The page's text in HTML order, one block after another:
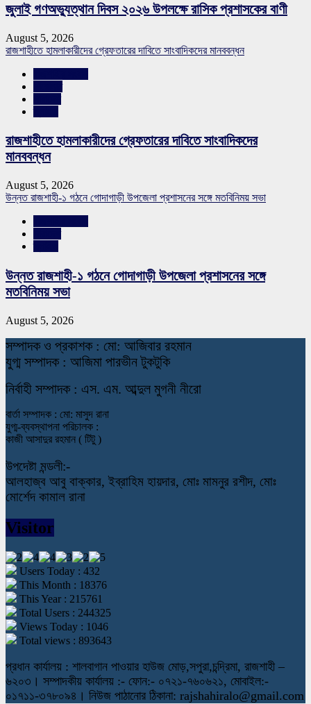
জুলাই গণঅভ্যুত্থান দিবস ২০২৬ উপলক্ষে রাসিক প্রশাসকের বাণী
August 5, 2026
রাজশাহীতে হামলাকারীদের গ্রেফতারের দাবিতে সাংবাদিকদের মানববন্ধন
রাজশাহীতে হামলাকারীদের গ্রেফতারের দাবিতে সাংবাদিকদের
মানববন্ধন
August 5, 2026
উন্নত রাজশাহী-১ গঠনে গোদাগাড়ী উপজেলা প্রশাসনের সঙ্গে মতবিনিময় সভা
উন্নত রাজশাহী-১ গঠনে গোদাগাড়ী উপজেলা প্রশাসনের সঙ্গে
মতবিনিময় সভা
August 5, 2026
সম্পাদক ও প্রকাশক : মো: আজিবার রহমান
যুগ্ম সম্পাদক : আজিমা পারভীন টুকটুকি
নির্বাহী সম্পাদক : এস. এম. আব্দুল মুগনী নীরো
বার্তা সম্পাদক : মো: মাসুদ রানা
যুগ্ম-ব্যবস্থাপনা পরিচালক :
কাজী আসাদুর রহমান ( টিটু )
উপদেষ্টা মন্ডলী:-
আলহাজ্ব আবু বাক্কার, ইব্রাহিম হায়দার, মোঃ মামনুর রশীদ, মোঃ
মোর্শেদ কামাল রানা
Visitor
Users Today : 432
This Month : 18376
This Year : 215761
Total Users : 244325
Views Today : 1046
Total views : 893643
প্রধান কার্যালয় : শালবাগান পাওয়ার হাউজ মোড়,সপুরা,চন্দ্রিমা, রাজশাহী –
৬২০৩। সম্পাদকীয় কার্যালয় :- ফোন:- ০৭২১-৭৬০৬২১, মোবাইল:-
০১৭১১-৩৭৮০৯৪। নিউজ পাঠানোর ঠিকানা: rajshahiralo@gmail.com